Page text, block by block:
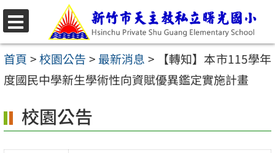
跳
至
主
要
容
區
選
單
首頁 >校園公告 > 最新消息 >
【轉知】本市115學年
度國民中學新生學術性向資賦優異鑑定實施計畫
校園公告